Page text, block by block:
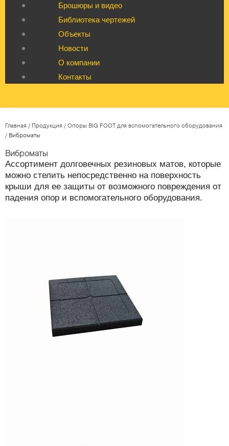
Брошюры и видео
Библиотека чертежей
Объекты
Новости
О компании
Контакты
Главная / Продукция / Опоры BIG FOOT для вспомогательного оборудования
/ Виброматы
Виброматы
Ассортимент долговечных резиновых матов, которые
можно стелить непосредственно на поверхность
крыши для ее защиты от возможного повреждения от
падения опор и вспомогательного оборудования.